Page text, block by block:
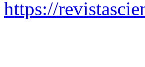
https://